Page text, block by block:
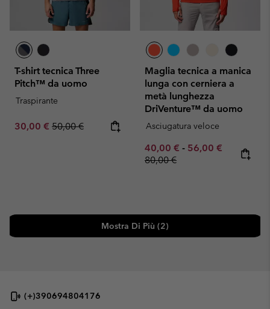
T-shirt tecnica Three
Pitch™ da uomo
Traspirante
Sale price:
30,00 € Regular price:
50,00 €
Maglia tecnica a manica
lunga con cerniera a
metà lunghezza
DriVenture™ da uomo
Asciugatura veloce
Minimum sale price:
40,00 € - Maximum sale
56,00 € Regular
80,00 €
Mostra Di Più (2)
(+)390694804176